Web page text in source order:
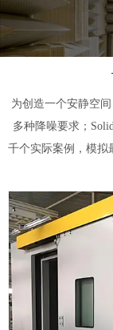
为创造一个安静空
多种降噪要求；
千个实际案例，模拟